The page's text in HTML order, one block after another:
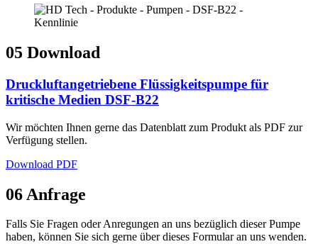
05 Download
Druckluftangetriebene Flüssigkeitspumpe für
kritische Medien DSF-B22
Wir möchten Ihnen gerne das Datenblatt zum Produkt als PDF zur
Verfügung stellen.
Download PDF
06 Anfrage
Falls Sie Fragen oder Anregungen an uns bezüglich dieser Pumpe
haben, können Sie sich gerne über dieses Formular an uns wenden.